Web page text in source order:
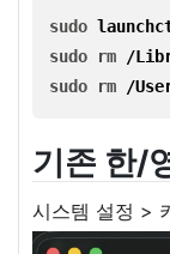
sudo
sudo rm
/
sudo rm
/
기존 한/
시스템 설정 >